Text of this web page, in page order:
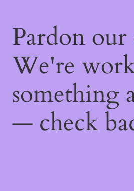
Pardon our
We're
something
— check